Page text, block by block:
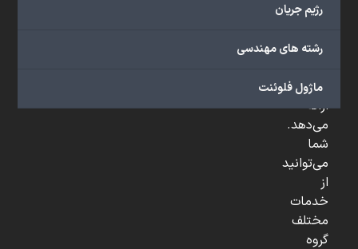
رژیم جریان
رشته های مهندسی
ماژول فلوئنت
دانشگاهی،
صنعتی
...
ارائه
می‌دهد.
شما
می‌توانید
از
خدمات
مختلف
گروه